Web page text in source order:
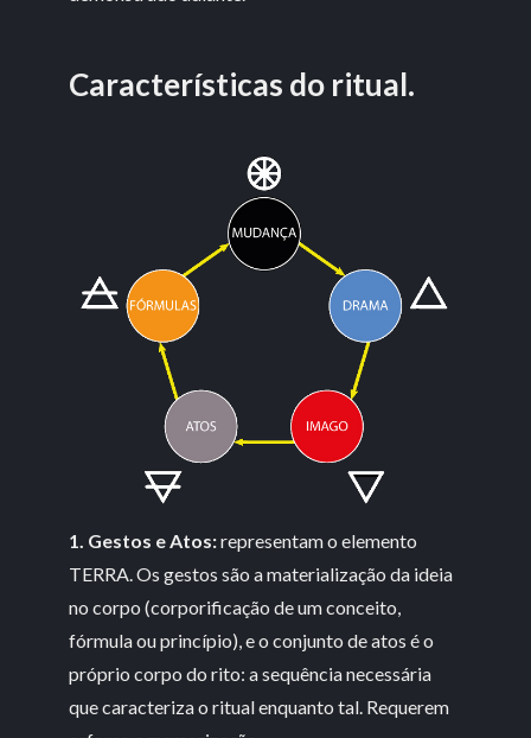
Características do ritual.
1. Gestos e Atos:representam o elemento
TERRA. Os gestos são a materialização da ideia
no corpo (corporificação de um conceito,
fórmula ou princípio), e o conjunto de atos é o
próprio corpo do rito: a sequência necessária
que caracteriza o ritual enquanto tal. Requerem